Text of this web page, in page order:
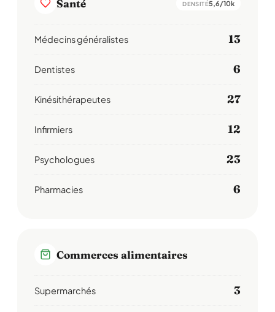
Santé DENSITÉ5,6/10k
Médecins généralistes 13
Dentistes 6
Kinésithérapeutes 27
Infirmiers 12
Psychologues 23
Pharmacies 6
Commerces alimentaires
Supermarchés 3